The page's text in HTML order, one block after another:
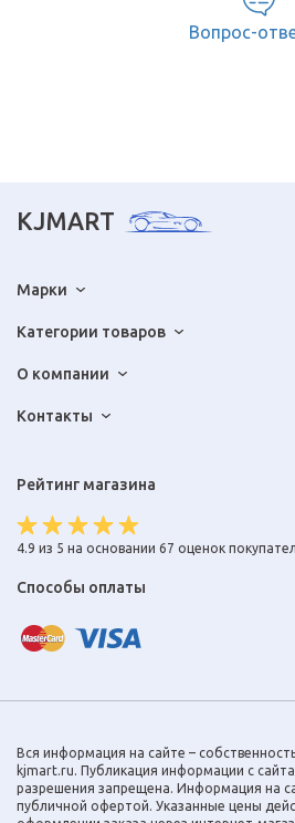
Вопрос-
KJMART
Марки
Категории товаров
О компании
Контакты
Рейтинг магазина
4.9 из 5 на основании 67 оценок
Способы оплаты
Вся информация на сайте –
kjmart.ru. Публикация информации с
разрешения запрещена. Информация на
публичной офертой. Указанные цены